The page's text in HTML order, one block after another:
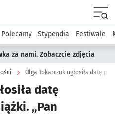
podserwis: Kultura
Polecamy Stypendia Festiwale
za nami. Zobaczcie zdjęcia
datę
„Pan